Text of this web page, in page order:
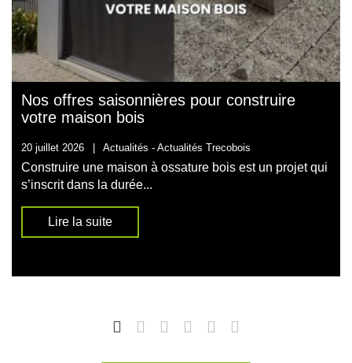
Nos offres saisonnières pour construire
votre maison bois
20 juillet 2026 Actualités - Actualités Trecobois
Construire une maison à ossature bois est un projet qui
s’inscrit dans la durée...
Lire la suite